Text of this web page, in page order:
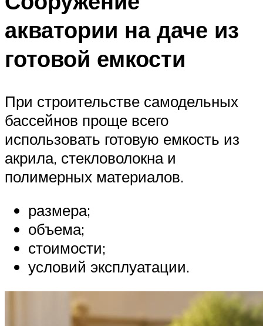
акватории на даче из
готовой емкости
При строительстве самодельных
бассейнов проще всего
использовать готовую емкость из
акрила, стекловолокна и
полимерных материалов.
размера;
объема;
стоимости;
условий эксплуатации.